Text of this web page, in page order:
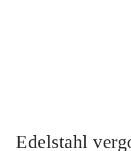
Edelstahl